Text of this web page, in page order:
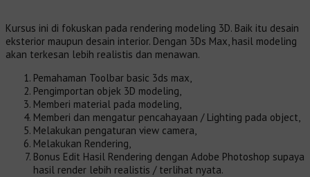
Kursus ini di fokuskan pada rendering modeling 3D. Baik itu desain
eksterior maupun desain interior. Dengan 3Ds Max, hasil modeling
akan terkesan lebih realistis dan menawan.
Pemahaman Toolbar basic 3ds max,
Pengimportan objek 3D modeling,
Memberi material pada modeling,
Memberi dan mengatur pencahayaan / Lighting pada object,
Melakukan pengaturan view camera,
Melakukan Rendering,
Bonus Edit Hasil Rendering dengan Adobe Photoshop supaya
hasil render lebih realistis / terlihat nyata.